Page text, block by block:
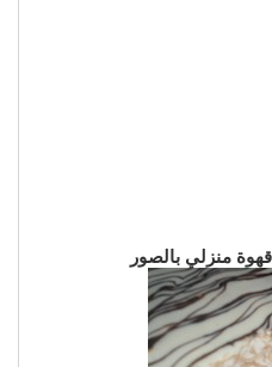
منزلي بالصور